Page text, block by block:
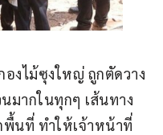
งไม้ซุงใหญ่ ถูกตัดวาง
มากในทุกๆ เส้นทาง
พื้นที่ ทำให้เจ้าหน้าที่